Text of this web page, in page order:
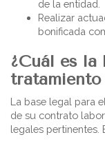
de la entidad.
Realizar
bonificada
¿Cuál es
tratamiento
La base legal para
de su contrato
legales pertinentes.